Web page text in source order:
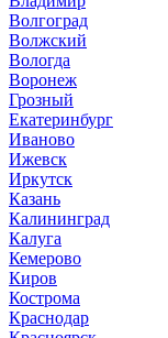
Волгоград
Волжский
Вологда
Воронеж
Грозный
Екатеринбург
Иваново
Ижевск
Иркутск
Казань
Калининград
Калуга
Кемерово
Киров
Кострома
Краснодар